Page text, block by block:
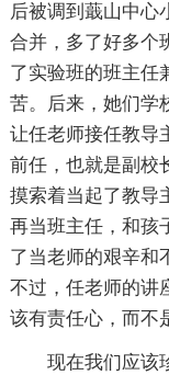
后被调到蕺山中心
合并，多了好多个
了实验班的班主任
苦。后来，她们学
让任老师接任教导
前任，也就是副校
摸索着当起了教导
再当班主任，和孩
了当老师的艰辛和
不过，任老师的讲
该有责任心，而不
现在我们应该